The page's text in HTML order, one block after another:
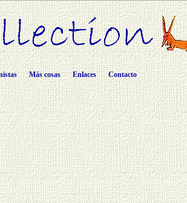
Más cosas Enlaces Contacto